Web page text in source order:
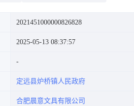
2021451000000826828
2025-05-13 08:37:57
定远县炉桥镇人民政府
合肥晨意文具有限公司